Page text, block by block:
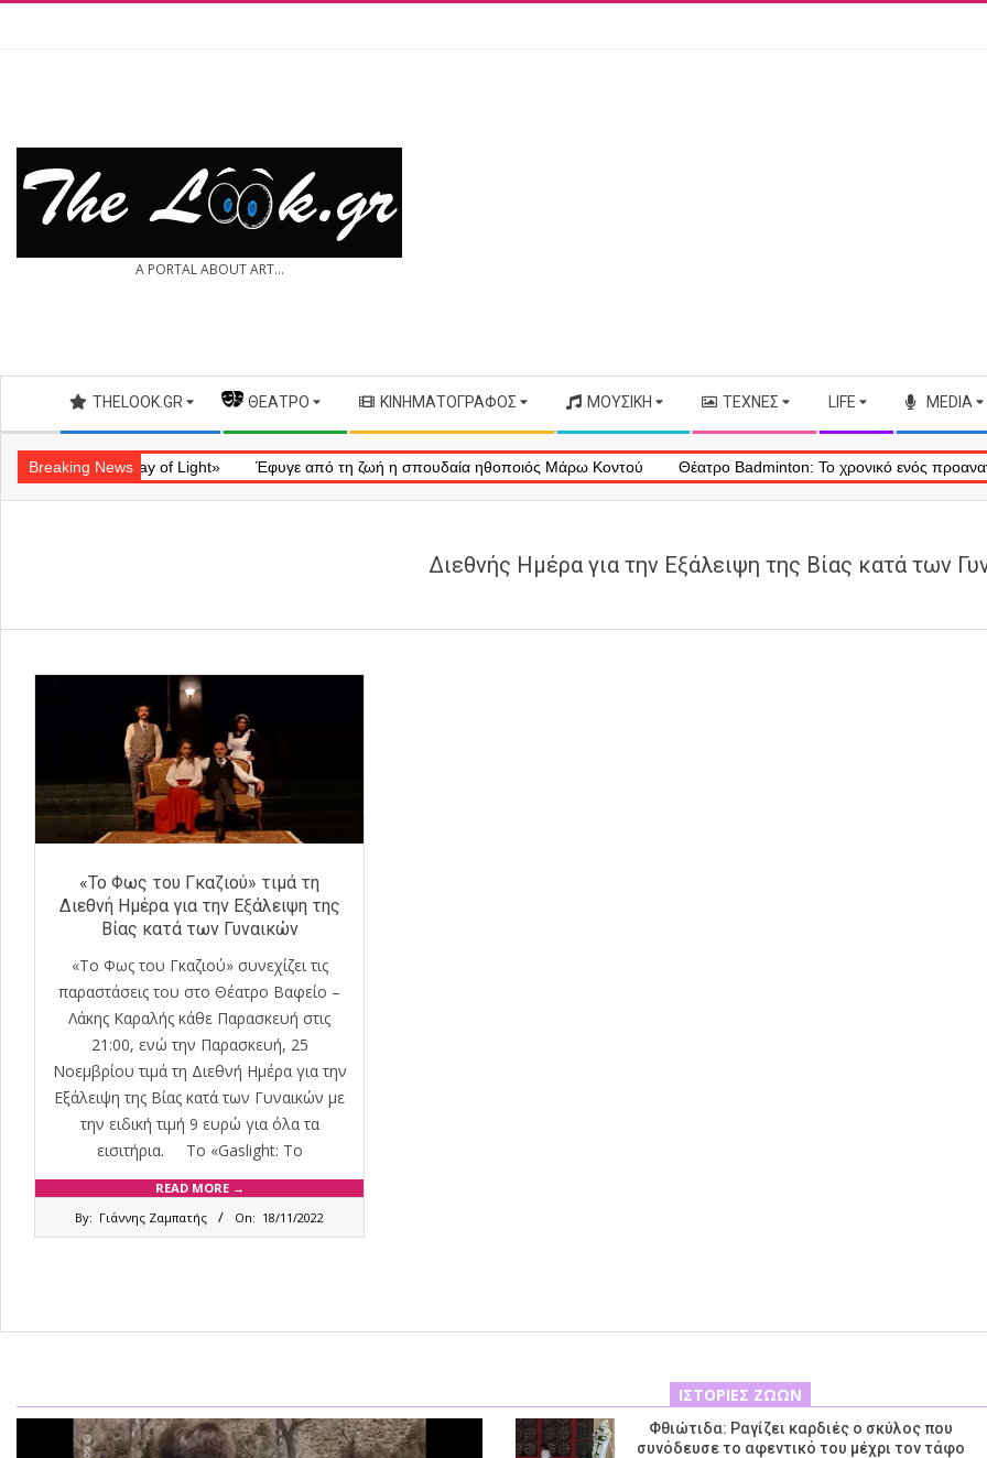
THE A PORTAL ABOUT ART...
Secondary
Navigation
Menu
THELOOK.GR — ΘΈΑΤΡΟ ΚΙΝΗΜΑΤΟΓΡΆΦΟΣ ΜΟΥΣΙΚΉ ΤΈΧΝΕΣ LIFE MEDIA
Breaking News
«Ray of Light» Έφυγε από τη ζωή η σπουδαία ηθοποιός Μάρω Κοντού Θέατρο Badminton: Το χρονικό ενός
Διεθνής Ημέρα για την Εξάλειψη της Βίας κατά των
«Το Φως του Γκαζιού» τιμά τη
Διεθνή Ημέρα για την Εξάλειψη της
Βίας κατά των Γυναικών
«Το Φως του Γκαζιού» συνεχίζει τις
παραστάσεις του στο Θέατρο Βαφείο –
Λάκης Καραλής κάθε Παρασκευή στις
21:00, ενώ την Παρασκευή, 25
Νοεμβρίου τιμά τη Διεθνή Ημέρα για την
Εξάλειψη της Βίας κατά των Γυναικών με
την ειδική τιμή 9 ευρώ για όλα τα
εισιτήρια. Το «Gaslight: Το
READ MORE →
By: Γιάννης Ζαμπατής On: 18/11/2022
ΙΣΤΟΡΊΕΣ ΖΏΩΝ
Φθιώτιδα: Ραγίζει καρδιές ο σκύλος που
συνόδευσε το αφεντικό του μέχρι τον τάφο